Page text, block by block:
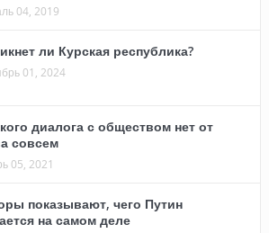
04, 2019
ли Курская республика?
01, 2024
диалога с обществом нет от
совсем
05, 2021
показывают, чего Путин
на самом деле